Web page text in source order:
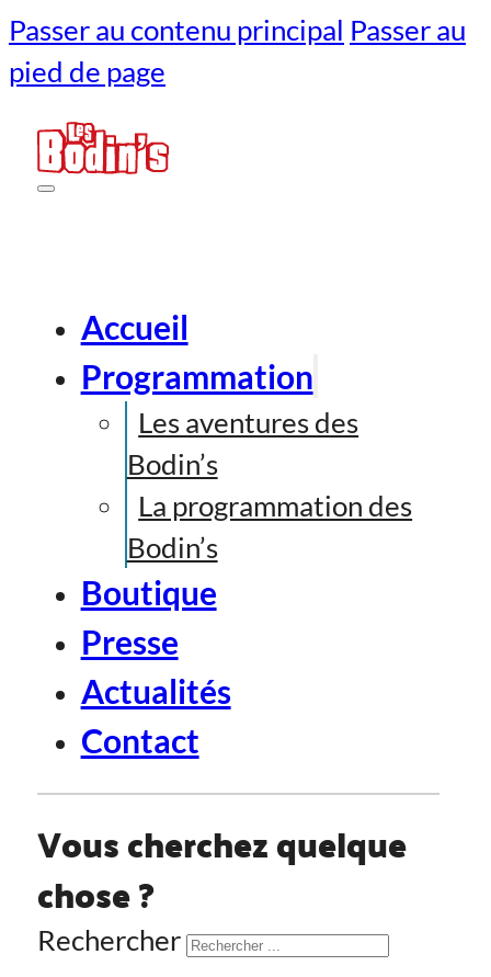
Passer au contenu principal Passer au
pied de page
Accueil
Programmation
Les aventures des
Bodin’s
La programmation des
Bodin’s
Boutique
Presse
Actualités
Contact
Vous cherchez quelque
chose ?
Rechercher